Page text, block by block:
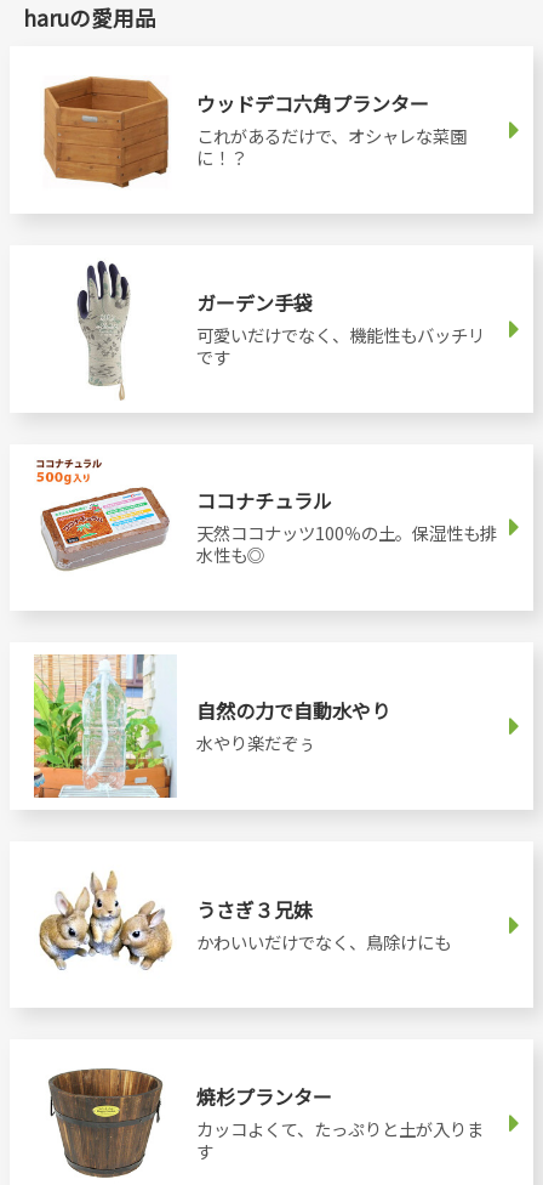
haruの愛用品
ウッドデコ六角プランター
これがあるだけで、オシャレな菜園
に！？
ガーデン手袋
可愛いだけでなく、機能性もバッチリ
です
ココナチュラル
天然ココナッツ100％の土。保湿性も排
水性も◎
自然の力で自動水やり
水やり楽だぞぅ
うさぎ３兄妹
かわいいだけでなく、鳥除けにも
焼杉プランター
カッコよくて、たっぷりと土が入りま
す